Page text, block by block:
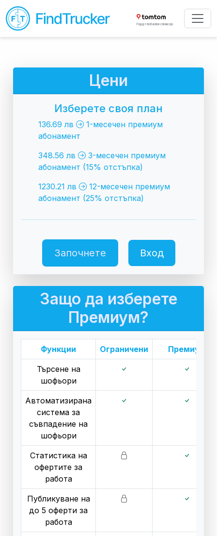
Горд глобален спонсор
Цени
Изберете своя план
136.69 лв
1-месечен премиум
абонамент
348.56 лв
3-месечен премиум
абонамент (15% отстъпка)
1230.21 лв
12-месечен премиум
абонамент (25% отстъпка)
Започнете Вход
Защо да изберете
Премиум?
Функции Ограничени Премиум
Търсене на
шофьори
Автоматизирана
система за
съвпадение на
шофьори
Статистика на
офертите за
работа
Публикуване на
до 5 оферти за
работа